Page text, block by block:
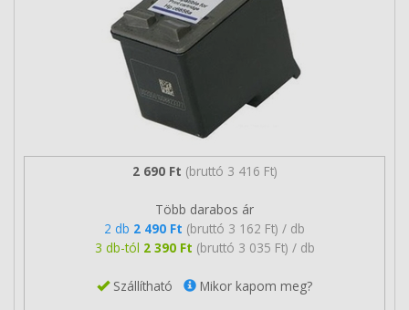
2 690 Ft (bruttó 3 416 Ft)
Több darabos ár
2 db 2 490 Ft (bruttó 3 162 Ft) / db
3 db-tól 2 390 Ft (bruttó 3 035 Ft) / db
Szállítható Mikor kapom meg?